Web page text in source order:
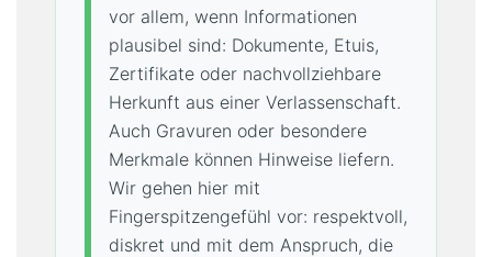
vor allem, wenn Informationen
plausibel sind: Dokumente, Etuis,
Zertifikate oder nachvollziehbare
Herkunft aus einer Verlassenschaft.
Auch Gravuren oder besondere
Merkmale können Hinweise liefern.
Wir gehen hier mit
Fingerspitzengefühl vor: respektvoll,
diskret und mit dem Anspruch, die